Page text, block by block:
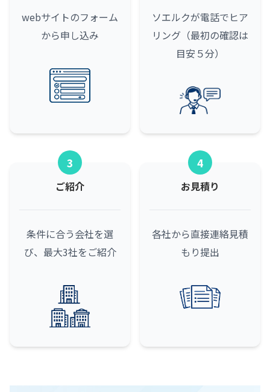
webサイトのフォーム
から申し込み
ソエルクが電話でヒア
リング（最初の確認は
目安５分）
3
ご紹介
条件に合う会社を選
び、最大3社をご紹介
4
お見積り
各社から直接連絡見積
もり提出